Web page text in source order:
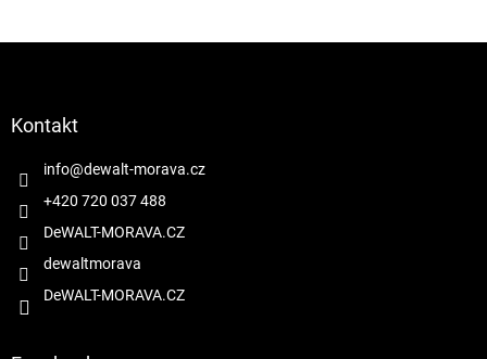
Kontakt
info@dewalt-morava.cz
+420 720 037 488
DeWALT-MORAVA.CZ
dewaltmorava
DeWALT-MORAVA.CZ